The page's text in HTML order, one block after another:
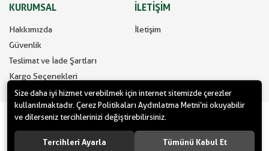
KURUMSAL
Hakkımızda
Güvenlik
Teslimat ve İade Şartları
Kargo Seçenekleri
İLETİŞİM
İletişim
www.yilbasimalzemeleri.com - www.partidolu.com bir Pandoli Parti
Kuruluşudur. © 2022 Pandoli Parti Malzemeleri Organizasyon Tüm
hakları saklıdır.
Size daha iyi hizmet verebilmek için internet sitemizde çerezler
kullanılmaktadır. Çerez Politikaları Aydınlatma Metni’ni okuyabilir
ve dilerseniz tercihlerinizi değiştirebilirsiniz.
Tercihleri Ayarla Tümünü Kabul Et